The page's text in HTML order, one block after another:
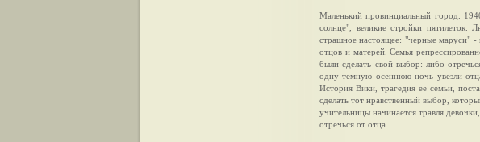
Маленький провинциальный город.
солнце", великие стройки
страшное настоящее: "черные маруси" -
отцов и матерей. Семья
были сделать свой выбор: либо
одну темную осеннюю ночь увезли
История Вики, трагедия ее семьи,
сделать тот нравственный выбор,
учительницы начинается травля
отречься от отца...